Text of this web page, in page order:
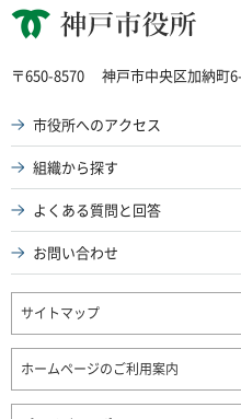
神戸市役所
〒650-8570 神戸市中央区加納町
市役所へのアクセス
組織から探す
よくある質問と回答
お問い合わせ
サイトマップ
ホームページのご利用案内